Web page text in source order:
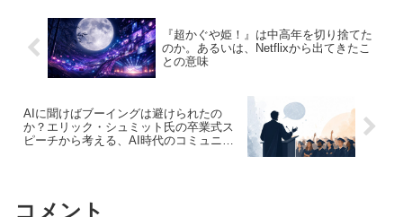
『超かぐや姫！』は中高年を切り捨てた
のか。あるいは、Netflixから出てきたこ
との意味
AIに聞けばブーイングは避けられたの
か？エリック・シュミット氏の卒業式ス
ピーチから考える、AI時代のコミュニケ
コメント